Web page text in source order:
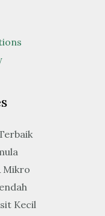
Mikro
Kecil